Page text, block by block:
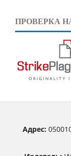
ПРОВЕРКА
Адрес: